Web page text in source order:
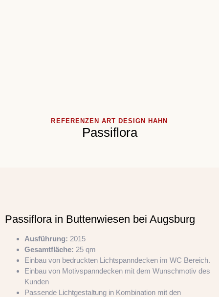
REFERENZEN ART DESIGN HAHN
Passiflora
Passiflora in Buttenwiesen bei Augsburg
Ausführung: 2015
Gesamtfläche: 25 qm
Einbau von bedruckten Lichtspanndecken im WC Bereich.
Einbau von Motivspanndecken mit dem Wunschmotiv des
Kunden
Passende Lichtgestaltung in Kombination mit den